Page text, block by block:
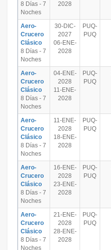
8 Días - 7
Noches
2028
Aero-
Crucero
Clásico
8 Días - 7
Noches
30-DIC-
2027
06-ENE-
2028
PUQ-
PUQ
Aero-
Crucero
Clásico
8 Días - 7
Noches
04-ENE-
2028
11-ENE-
2028
PUQ-
PUQ
Aero-
Crucero
Clásico
8 Días - 7
Noches
11-ENE-
2028
18-ENE-
2028
PUQ-
PUQ
Aero-
Crucero
Clásico
8 Días - 7
Noches
16-ENE-
2028
23-ENE-
2028
PUQ-
PUQ
Aero-
Crucero
Clásico
8 Días - 7
Noches
21-ENE-
2028
28-ENE-
2028
PUQ-
PUQ